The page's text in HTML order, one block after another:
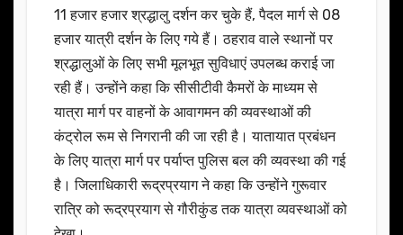
11 हजार हजार श्रद्धालु दर्शन कर चुके हैं, पैदल मार्ग से 08
हजार यात्री दर्शन के लिए गये हैं। ठहराव वाले स्थानों पर
श्रद्धालुओं के लिए सभी मूलभूत सुविधाएं उपलब्ध कराई जा
रही हैं। उन्होंने कहा कि सीसीटीवी कैमरों के माध्यम से
यात्रा मार्ग पर वाहनों के आवागमन की व्यवस्थाओं की
कंट्रोल रूम से निगरानी की जा रही है। यातायात प्रबंधन
के लिए यात्रा मार्ग पर पर्याप्त पुलिस बल की व्यवस्था की गई
है। जिलाधिकारी रूद्रप्रयाग ने कहा कि उन्होंने गुरूवार
रात्रि को रूद्रप्रयाग से गौरीकुंड तक यात्रा व्यवस्थाओं को